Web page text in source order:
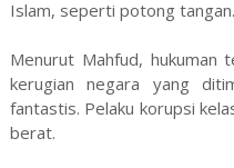
Islam, seperti potong tangan.
Menurut Mahfud, hukuman
kerugian negara yang
fantastis. Pelaku korupsi
berat.